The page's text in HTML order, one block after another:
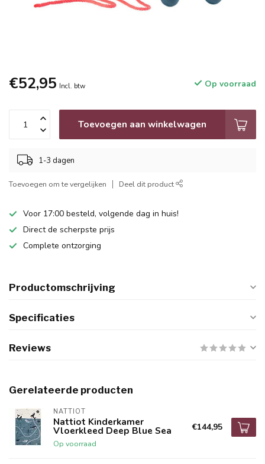
€52,95 Incl. btw Op voorraad
Toevoegen aan winkelwagen
1-3 dagen
Toevoegen om te vergelijken Deel dit product
Voor 17:00 besteld, volgende dag in huis!
Direct de scherpste prijs
Complete ontzorging
Productomschrijving
Specificaties
Reviews
Gerelateerde producten
NATTIOT
Nattiot Kinderkamer
Vloerkleed Deep Blue Sea
Op voorraad
€144,95